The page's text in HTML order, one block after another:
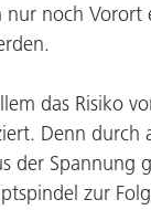
nur noch
das Risiko
Denn durch
Spannung
zur